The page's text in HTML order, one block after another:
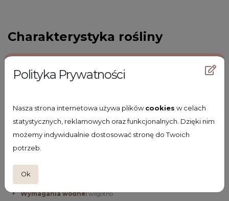
Polityka Prywatności
Nasza strona internetowa używa plikówcookies w celach
statystycznych, reklamowych oraz funkcjonalnych. Dzięki nim
możemy indywidualnie dostosować stronę do Twoich
potrzeb.
Ok
Charakterystyka rośliny
Wysokość bez kwiata:70
Kolor liści:
Stanowisko:
Wymagania wodne:wilgotno